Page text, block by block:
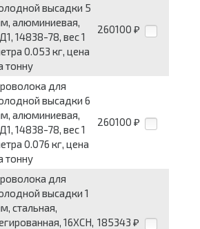
высадки 5
алюминиевая,
14838-78, вес 1
0.053 кг, цена
тонну
260100 ₽
для
высадки 6
алюминиевая,
14838-78, вес 1
0.076 кг, цена
тонну
260100 ₽
для
высадки 1
стальная,
16ХСН, 185343 ₽